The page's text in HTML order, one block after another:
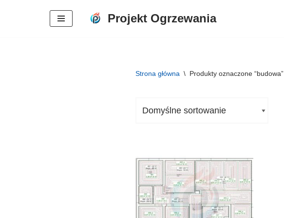
Projekt Ogrzewania
Strona główna \ Produkty oznaczone “budowa”